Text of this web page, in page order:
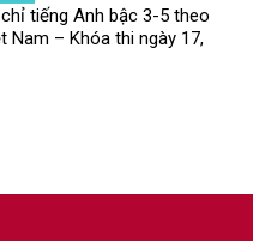
tiếng Anh bậc 3-5 theo
Nam – Khóa thi ngày 17,